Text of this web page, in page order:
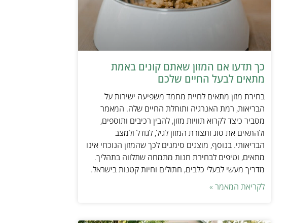
כך תדעו אם המזון שאתם קונים באמת
מתאים לבעל החיים שלכם
בחירת מזון מתאים לחיית מחמד משפיעה ישירות על
הבריאות, רמת האנרגיה ותוחלת החיים שלה. המאמר
מסביר כיצד לקרוא תוויות מזון, להבין רכיבים ותוספים,
ולהתאים את סוג ותצורת המזון לגיל, לגודל ולמצב
הבריאותי. בנוסף, מוצגים סימנים לכך שהמזון הנוכחי אינו
מתאים, וטיפים לבחירת חנות מתמחה שתלווה בתהליך.
מדריך מעשי לבעלי כלבים, חתולים וחיות קטנות בישראל.
לקריאת המאמר »